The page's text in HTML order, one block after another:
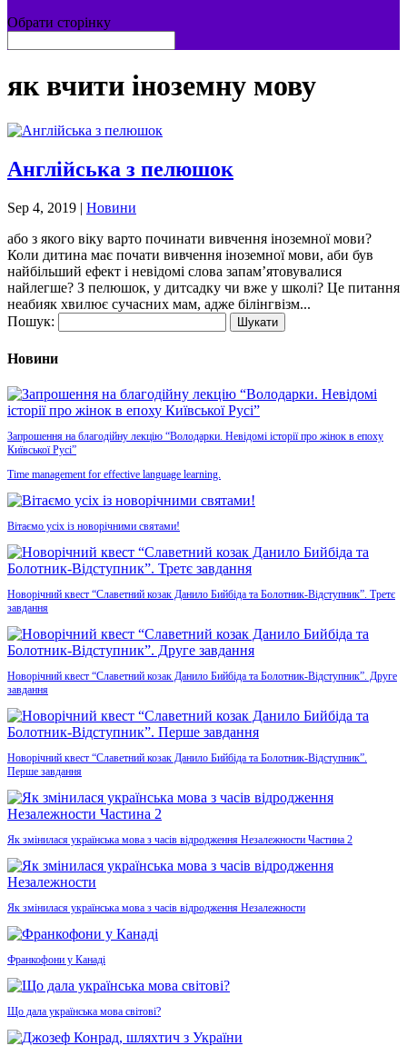
Обрати сторінку
як вчити іноземну мову
Англійська з пелюшок
Sep 4, 2019 | Новини
або з якого віку варто починати вивчення іноземної мови?
Коли дитина має почати вивчення іноземної мови, аби був
найбільший ефект і невідомі слова запам’ятовувалися
найлегше? З пелюшок, у дитсадку чи вже у школі? Це питання
неабияк хвилює сучасних мам, адже білінгвізм...
Пошук:
Новини
Запрошення на благодійну лекцію “Володарки. Невідомі історії про жінок в епоху
Київської Русі”
Time management for effective language learning.
Вітаємо усіх із новорічними святами!
Новорічний квест “Славетний козак Данило Бийбіда та Болотник-Відступник”. Третє
завдання
Новорічний квест “Славетний козак Данило Бийбіда та Болотник-Відступник”. Друге
завдання
Новорічний квест “Славетний козак Данило Бийбіда та Болотник-Відступник”.
Перше завдання
Як змінилася українська мова з часів відродження Незалежности Частина 2
Як змінилася українська мова з часів відродження Незалежности
Франкофони у Канаді
Що дала українська мова світові?